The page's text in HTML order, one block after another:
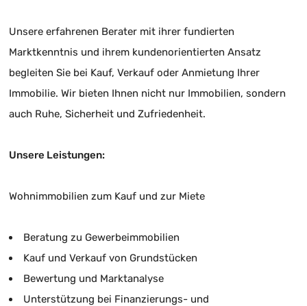
Unsere erfahrenen Berater mit ihrer fundierten
Marktkenntnis und ihrem kundenorientierten Ansatz
begleiten Sie bei Kauf, Verkauf oder Anmietung Ihrer
Immobilie. Wir bieten Ihnen nicht nur Immobilien, sondern
auch Ruhe, Sicherheit und Zufriedenheit.
Unsere Leistungen:
Wohnimmobilien zum Kauf und zur Miete
Beratung zu Gewerbeimmobilien
Kauf und Verkauf von Grundstücken
Bewertung und Marktanalyse
Unterstützung bei Finanzierungs- und